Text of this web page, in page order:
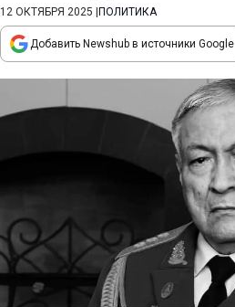
12 ОКТЯБРЯ 2025 ПОЛИТИКА
Добавить Newshub в источники Google